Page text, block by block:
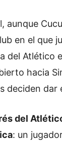
aunque
en el que
del Atlético
hacia
deciden dar
del
: un